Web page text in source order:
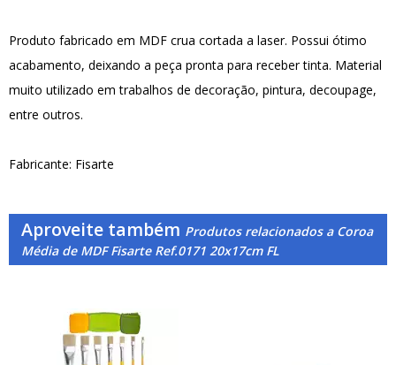
Produto fabricado em MDF crua cortada a laser. Possui ótimo
acabamento, deixando a peça pronta para receber tinta. Material
muito utilizado em trabalhos de decoração, pintura, decoupage,
entre outros.
Fabricante: Fisarte
Aproveite também Produtos relacionados a Coroa
Média de MDF Fisarte Ref.0171 20x17cm FL